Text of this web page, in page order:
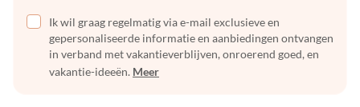
Ik wil graag regelmatig via e-mail exclusieve en
gepersonaliseerde informatie en aanbiedingen ontvangen
in verband met vakantieverblijven, onroerend goed, en
vakantie-ideeën. Meer